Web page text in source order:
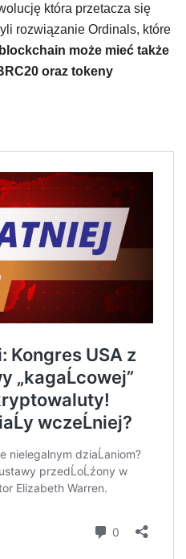
która przetacza się
rozwiązanie Ordinals, które
może mieć także
oraz tokeny